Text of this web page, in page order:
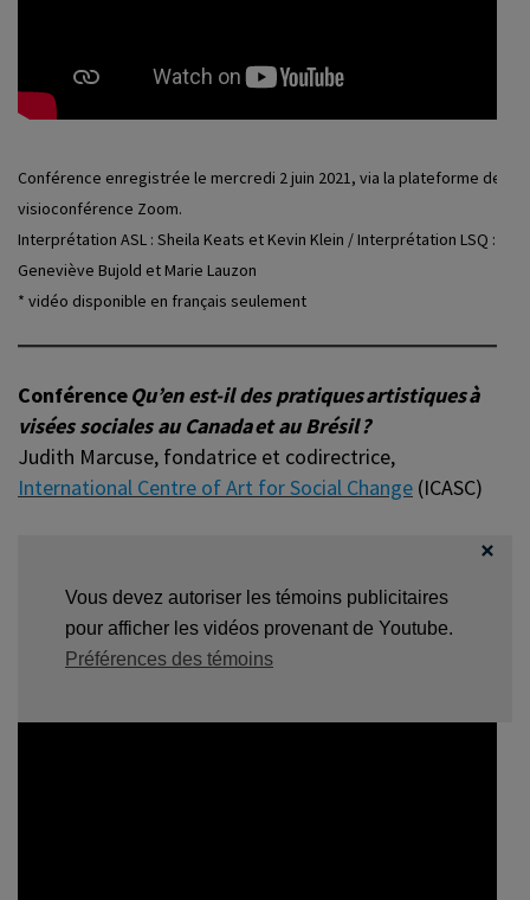
Conférence enregistrée le mercredi 2 juin 2021, via la plateforme de
visioconférence Zoom.
Interprétation ASL : Sheila Keats et Kevin Klein / Interprétation LSQ :
Geneviève Bujold et Marie Lauzon
* vidéo disponible en français seulement
ConférenceQu’en est-il des pratiques artistiques à
visées sociales au Canada et au Brésil ?
Judith Marcuse, fondatrice et codirectrice,
International Centre of Art for Social Change (ICASC)
Vous devez autoriser les témoins publicitaires
pour afficher les vidéos provenant de Youtube.
Préférences des témoins